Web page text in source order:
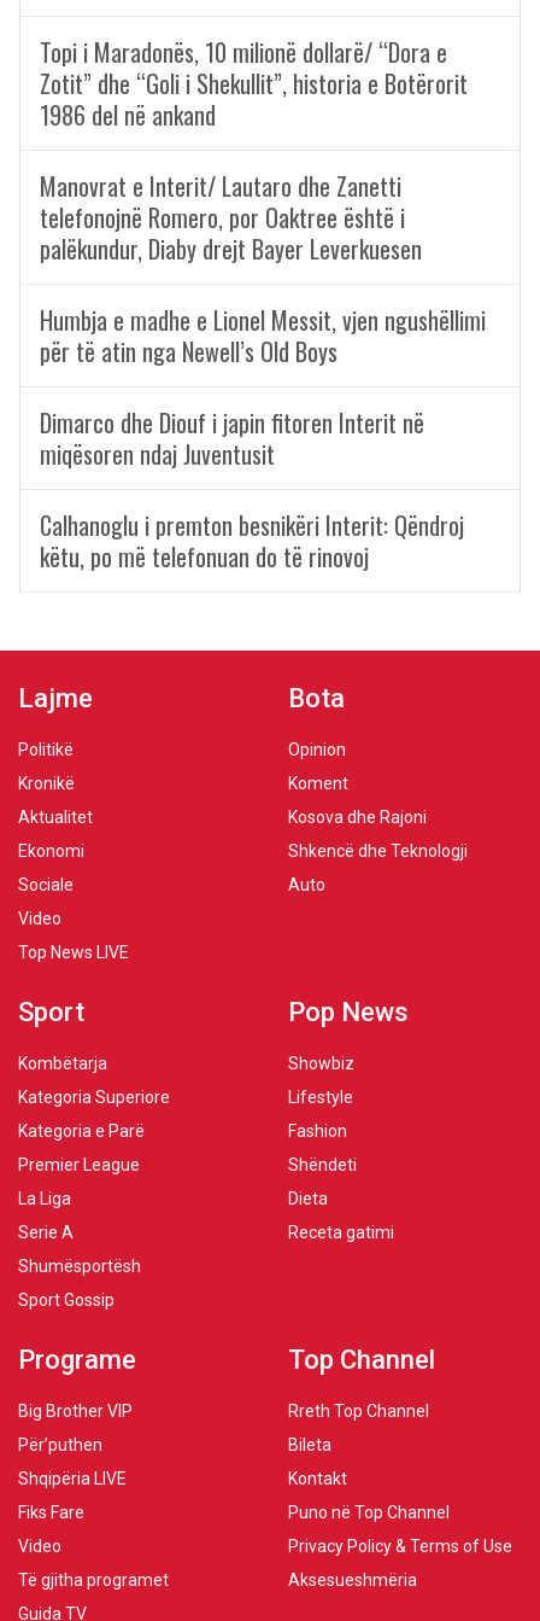
Topi i Maradonës, 10 milionë dollarë/ “Dora e
Zotit” dhe “Goli i Shekullit”, historia e Botërorit
1986 del në ankand
Manovrat e Interit/ Lautaro dhe Zanetti
telefonojnë Romero, por Oaktree është i
palëkundur, Diaby drejt Bayer Leverkuesen
Humbja e madhe e Lionel Messit, vjen ngushëllimi
për të atin nga Newell’s Old Boys
Dimarco dhe Diouf i japin fitoren Interit në
miqësoren ndaj Juventusit
Calhanoglu i premton besnikëri Interit: Qëndroj
këtu, po më telefonuan do të rinovoj
Lajme
Politikë
Kronikë
Aktualitet
Ekonomi
Sociale
Video
Top News LIVE
Bota
Opinion
Koment
Kosova dhe Rajoni
Shkencë dhe Teknologji
Auto
Sport
Kombëtarja
Kategoria Superiore
Kategoria e Parë
Premier League
La Liga
Serie A
Shumësportësh
Sport Gossip
Pop News
Showbiz
Lifestyle
Fashion
Shëndeti
Dieta
Receta gatimi
Programe
Big Brother VIP
Për’puthen
Shqipëria LIVE
Fiks Fare
Video
Të gjitha programet
Guida TV
Top Channel
Rreth Top Channel
Bileta
Kontakt
Puno në Top Channel
Privacy Policy & Terms of Use
Aksesueshmëria